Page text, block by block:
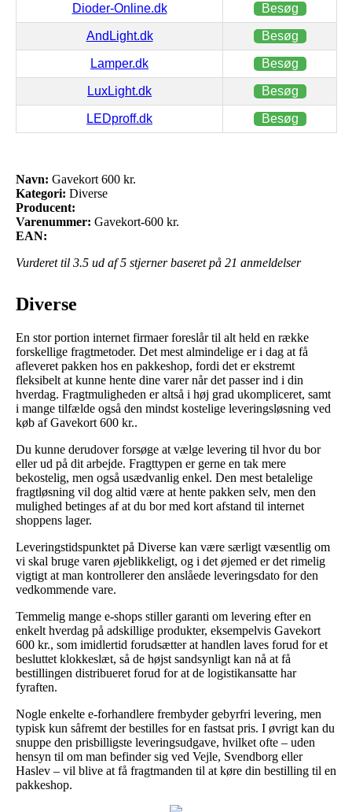
Dioder-Online.dk Besøg
AndLight.dk Besøg
Lamper.dk Besøg
LuxLight.dk Besøg
LEDproff.dk Besøg
Navn: Gavekort 600 kr.
Kategori: Diverse
Producent:
Varenummer: Gavekort-600 kr.
EAN:
Vurderet til 3.5 ud af 5 stjerner baseret på 21 anmeldelser
Diverse
En stor portion internet firmaer foreslår til alt held en række
forskellige fragtmetoder. Det mest almindelige er i dag at få
afleveret pakken hos en pakkeshop, fordi det er ekstremt
fleksibelt at kunne hente dine varer når det passer ind i din
hverdag. Fragtmuligheden er altså i høj grad ukompliceret, samt
i mange tilfælde også den mindst kostelige leveringsløsning ved
køb af Gavekort 600 kr..
Du kunne derudover forsøge at vælge levering til hvor du bor
eller ud på dit arbejde. Fragttypen er gerne en tak mere
bekostelig, men også usædvanlig enkel. Den mest betalelige
fragtløsning vil dog altid være at hente pakken selv, men den
mulighed betinges af at du bor med kort afstand til internet
shoppens lager.
Leveringstidspunktet på Diverse kan være særligt væsentlig om
vi skal bruge varen øjeblikkeligt, og i det øjemed er det rimelig
vigtigt at man kontrollerer den anslåede leveringsdato for den
vedkommende vare.
Temmelig mange e-shops stiller garanti om levering efter en
enkelt hverdag på adskillige produkter, eksempelvis Gavekort
600 kr., som imidlertid forudsætter at handlen laves forud for et
besluttet klokkeslæt, så de højst sandsynligt kan nå at få
bestillingen distribueret forud for at de logistikansatte har
fyraften.
Nogle enkelte e-forhandlere frembyder gebyrfri levering, men
typisk kun såfremt der bestilles for en fastsat pris. I øvrigt kan du
snuppe den prisbilligste leveringsudgave, hvilket ofte – uden
hensyn til om man befinder sig ved Vejle, Svendborg eller
Haslev – vil blive at få fragtmanden til at køre din bestilling til en
pakkeshop.